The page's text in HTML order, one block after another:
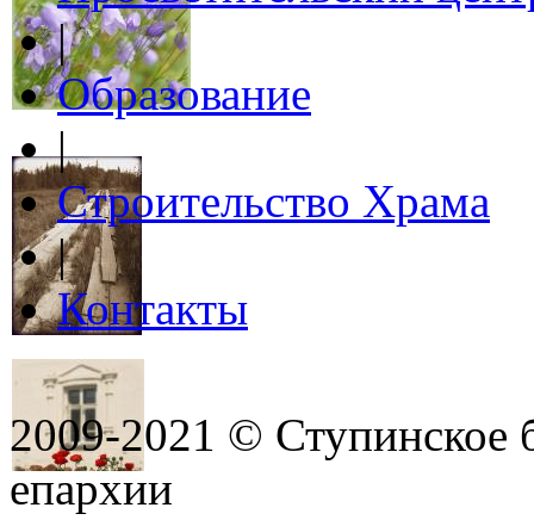
|
Образование
|
Строительство Храма
|
Контакты
2009-2021 © Ступинское
епархии